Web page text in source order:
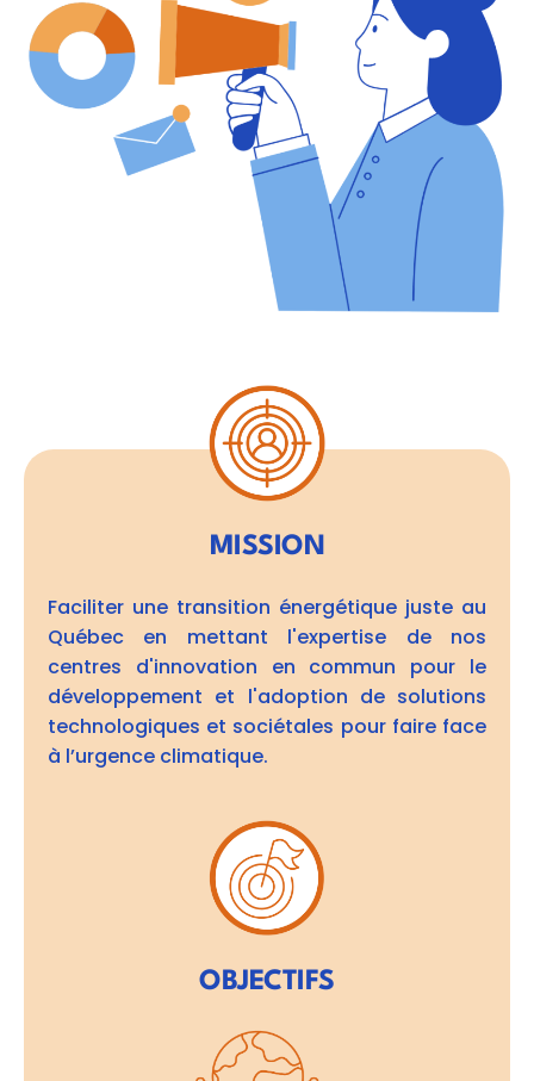
MISSION
Faciliter une transition énergétique juste au
Québec en mettant l'expertise de nos
centres d'innovation en commun pour le
développement et l'adoption de solutions
technologiques et sociétales pour faire face
à l’urgence climatique.
OBJECTIFS